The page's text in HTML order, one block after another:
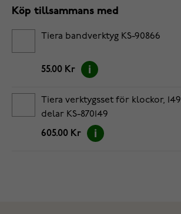
Köp tillsammans med
Tiera bandverktyg KS-90866
55.00 Kr
Tiera verktygsset för klockor, 149
delar KS-870149
605.00 Kr